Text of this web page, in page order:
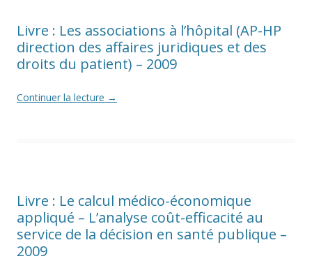
Livre : Les associations à l’hôpital (AP-HP
direction des affaires juridiques et des
droits du patient) – 2009
Continuer la lecture →
Livre : Le calcul médico-économique
appliqué – L’analyse coût-efficacité au
service de la décision en santé publique –
2009